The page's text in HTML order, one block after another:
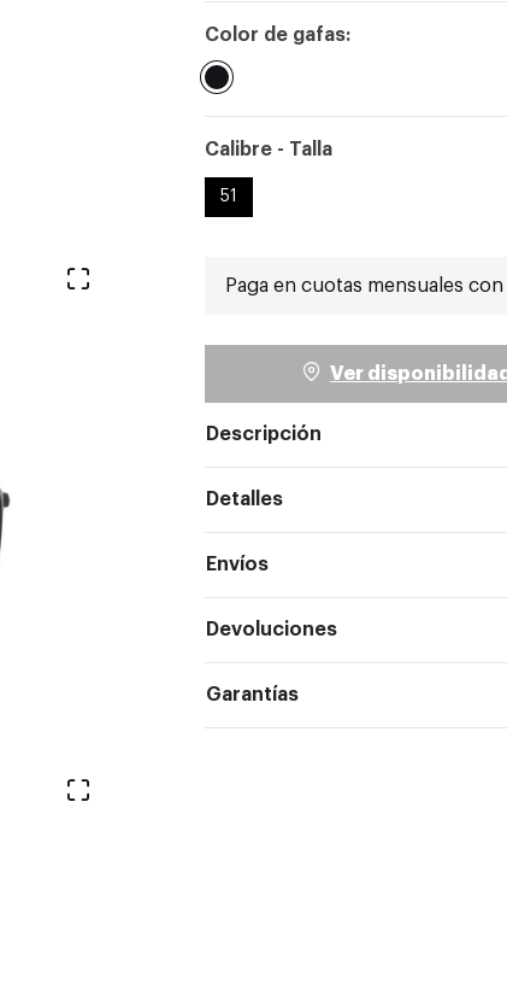
Ver en pantalla completa
Ver en pantalla completa
Color de gafas:
Calibre - Talla
51
Paga en cuotas mensuales con
Ver
Descripción
Detalles
Envíos
Devoluciones
Garantías